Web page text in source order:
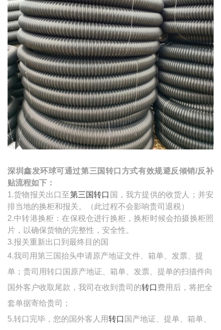
深圳鑫发环球可通过第三国转口方式有效规避反倾销/反补
贴流程如下：
1.货物报关出口至第三国转口 国，我方提供的收货人；并安
排当地的换柜和报关。（此过程不会影响贵司退税）
2.中转港换柜：在保税仓进行换柜，换柜时候会拍摄换柜照
片，以确保货物的完整性，安全性。
3.报关重新出口到最终目的国
4.我司用第三国抬头申请原产地证文件、箱单、发票、提
单；贵司用转口国原产地证、箱单、发票、提单的扫描件向
国外客户收取尾款，我司在收到贵司的转口费用后，将把全
套单据寄给贵司；
5.转口完毕，您的国外客人用转口 国产地证、提单、箱单、